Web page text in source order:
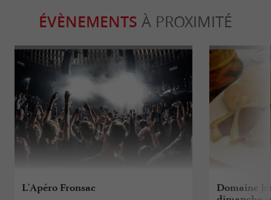
ÉVÈNEMENTS À PROXIMITÉ
L'Apéro Fronsac
Domaine